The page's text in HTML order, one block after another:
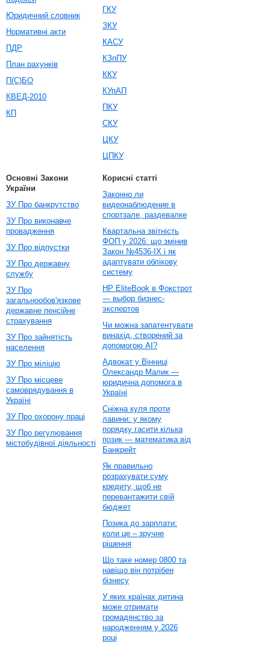
Юридичний словник
Нормативні акти
ПДР
План рахунків
П(С)БО
КВЕД-2010
КП
ГКУ
ЗКУ
КАСУ
КЗпПУ
ККУ
КУпАП
ПКУ
СКУ
ЦКУ
ЦПКУ
Основні Закони
України
ЗУ Про банкрутство
ЗУ Про виконавче
провадження
ЗУ Про відпустки
ЗУ Про державну
службу
ЗУ Про
загальнообов'язкове
державне пенсійне
страхування
ЗУ Про зайнятість
населення
ЗУ Про міліцію
ЗУ Про місцеве
самоврядування в
Україні
ЗУ Про охорону праці
ЗУ Про регулювання
містобудівної діяльності
Корисні статті
Законно ли
видеонаблюдение в
спортзале, раздевалке
Квартальна звітність
ФОП у 2026: що змінив
Закон №4536-IX і як
адаптувати облікову
систему
HP EliteBook в Фокстрот
— выбор бизнес-
экспертов
Чи можна запатентувати
винахід, створений за
допомогою AI?
Адвокат у Вінниці
Олександр Малик —
юридична допомога в
Україні
Сніжна куля проти
лавини: у якому
порядку гасити кілька
позик — математика від
Банкрейт
Як правильно
розрахувати суму
кредиту, щоб не
перевантажити свій
бюджет
Позика до зарплати:
коли це – зручне
рішення
Що таке номер 0800 та
навіщо він потрібен
бізнесу
У яких країнах дитина
може отримати
громадянство за
народженням у 2026
році